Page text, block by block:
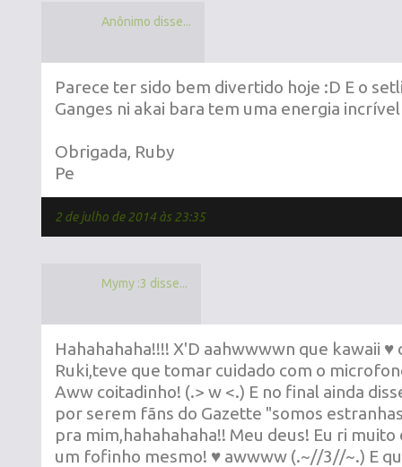
Anônimo disse...
Parece ter sido bem divertido hoje :D E o
Ganges ni akai bara tem uma energia
Obrigada, Ruby
Pe
2 de julho de 2014 às 23:35
Mymy :3 disse...
Hahahahaha!!!! X'D aahwwwwn que kawaii ♥
Ruki,teve que tomar cuidado com o
Aww coitadinho! (.> w <.) E no final ainda
por serem fãns do Gazette "somos
pra mim,hahahahaha!! Meu deus! Eu ri muito
um fofinho mesmo! ♥ awwww (.~//3//~.) E